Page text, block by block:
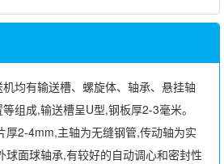
均有输送槽、螺旋体、轴承、悬挂轴
组成,输送槽呈U型,钢板厚2-3毫米。
厚2-4mm,主轴为无缝钢管,传动轴为实
球面球轴承,有较好的自动调心和密封性